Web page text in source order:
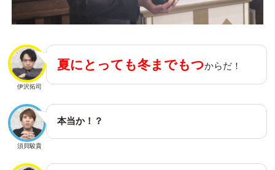
伊沢拓司
夏にとっても冬までもつからだ！
須貝駿貴
本当か！？